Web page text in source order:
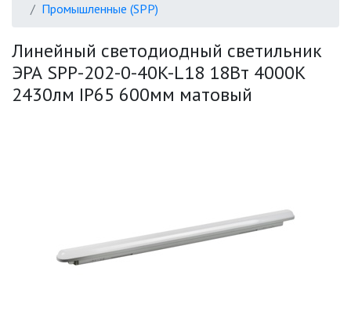
БЫТОВЫЕ ЖКХ (SPB)
ОФИСНЫЕ (SPL, SPO, LED-LP)
ОФИСНЫЕ ПОДВЕСНЫЕ
СВЕТИЛЬНИКИ «GEOMETRIA»
Промышленные (SPP)
Линейный светодиодный светильник
ЭРА SPP-202-0-40K-L18 18Вт 4000К
2430лм IP65 600мм матовый